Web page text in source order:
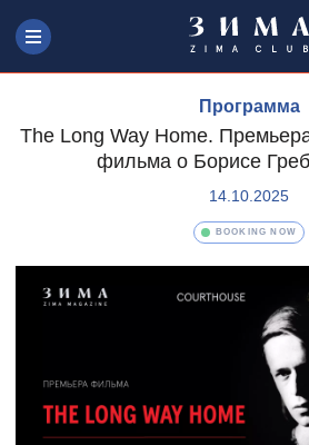
Программа
The Long Way Home.
фильма о Борисе
14.10.2025
BOOKING NOW